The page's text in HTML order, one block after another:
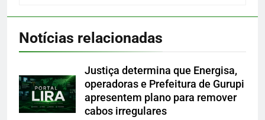
Notícias relacionadas
Justiça determina que Energisa,
operadoras e Prefeitura de Gurupi
apresentem plano para remover
cabos irregulares